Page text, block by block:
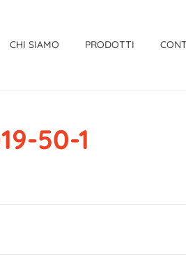
CHI SIAMO PRODOTTI
50-1